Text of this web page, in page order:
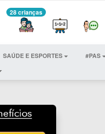
28 crianças
SAÚDE E ESPORTES
#PAS